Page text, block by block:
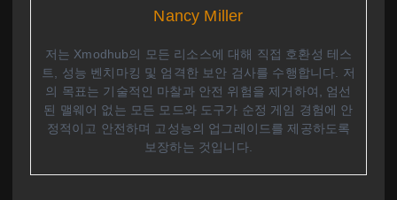
Nancy Miller
저는 Xmodhub의 모든 리소스에 대해 직접 호환성 테스
트, 성능 벤치마킹 및 엄격한 보안 검사를 수행합니다. 저
의 목표는 기술적인 마찰과 안전 위험을 제거하여, 엄선
된 맬웨어 없는 모든 모드와 도구가 순정 게임 경험에 안
정적이고 안전하며 고성능의 업그레이드를 제공하도록
보장하는 것입니다.